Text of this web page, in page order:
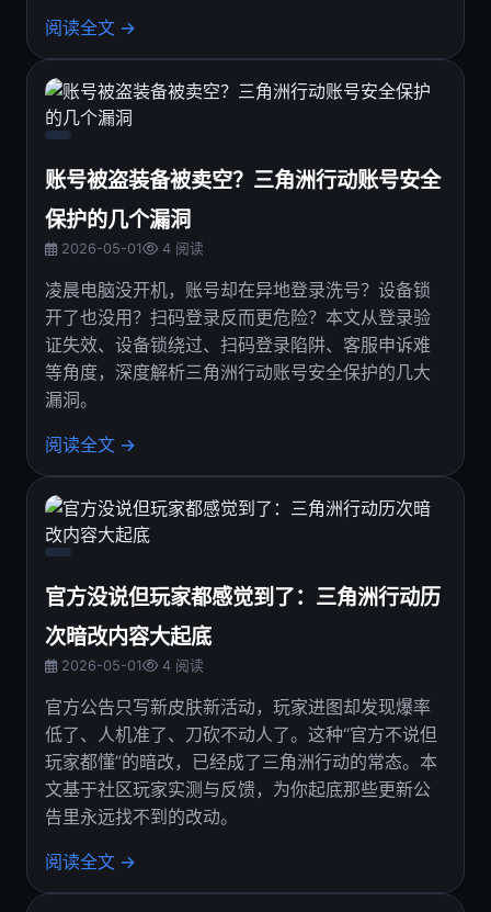
阅读全文 →
账号被盗装备被卖空？三角洲行动账号安全
保护的几个漏洞
2026-05-01 4 阅读
凌晨电脑没开机，账号却在异地登录洗号？设备锁
开了也没用？扫码登录反而更危险？本文从登录验
证失效、设备锁绕过、扫码登录陷阱、客服申诉难
等角度，深度解析三角洲行动账号安全保护的几大
漏洞。
阅读全文 →
官方没说但玩家都感觉到了：三角洲行动历
次暗改内容大起底
2026-05-01 4 阅读
官方公告只写新皮肤新活动，玩家进图却发现爆率
低了、人机准了、刀砍不动人了。这种“官方不说但
玩家都懂”的暗改，已经成了三角洲行动的常态。本
文基于社区玩家实测与反馈，为你起底那些更新公
告里永远找不到的改动。
阅读全文 →